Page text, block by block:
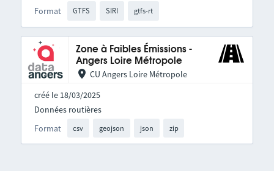
Format GTFS SIRI gtfs-rt
Zone à Faibles Émissions -
Angers Loire Métropole
CU Angers Loire Métropole
créé le 18/03/2025
Format csv geojson json zip
Données routières